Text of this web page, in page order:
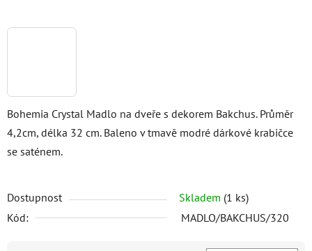
Bohemia Crystal Madlo na dveře s dekorem Bakchus. Průměr
4,2cm, délka 32 cm. Baleno v tmavě modré dárkové krabičce
se saténem.
Dostupnost Skladem (1 ks)
Kód:
MADLO/BAKCHUS/320